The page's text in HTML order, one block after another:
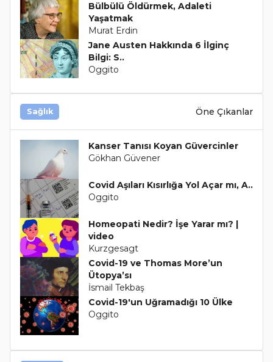
Bülbülü Öldürmek, Adaleti
Yaşatmak
Murat Erdin
Jane Austen Hakkında 6 İlginç
Bilgi: S..
Oggito
Sağlık Öne Çıkanlar
Kanser Tanısı Koyan Güvercinler
Gökhan Güvener
Covid Aşıları Kısırlığa Yol Açar mı, A..
Oggito
Homeopati Nedir? İşe Yarar mı? |
video
Kurzgesagt
Covid-19 ve Thomas More’un
Ütopya’sı
İsmail Tekbaş
Covid-19'un Uğramadığı 10 Ülke
Oggito